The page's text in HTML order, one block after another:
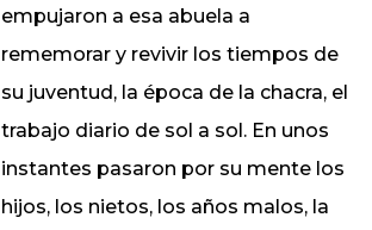
empujaron a esa abuela a
rememorar y revivir los tiempos de
su juventud, la época de la chacra, el
trabajo diario de sol a sol. En unos
instantes pasaron por su mente los
hijos, los nietos, los años malos, la